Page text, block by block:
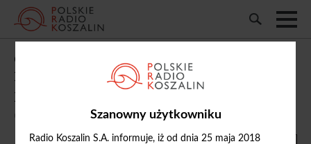
Szanowny użytkowniku
Radio Koszalin S.A. informuje, iż od dnia 25 maja 2018
Obchody Powiatowego Dnia Strażaka w
Koszalinie. Były przemówienia,
podziękowania i odznaczenia
08/05/2025, 14:11